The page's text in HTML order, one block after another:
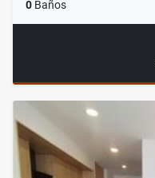
0 Baños